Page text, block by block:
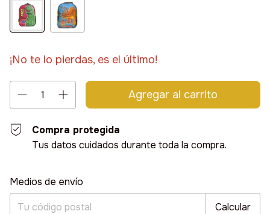
¡No te lo pierdas, es el último!
Compra protegida
Tus datos cuidados durante toda la compra.
Entregas para el CP:
Medios de envío
Calcular